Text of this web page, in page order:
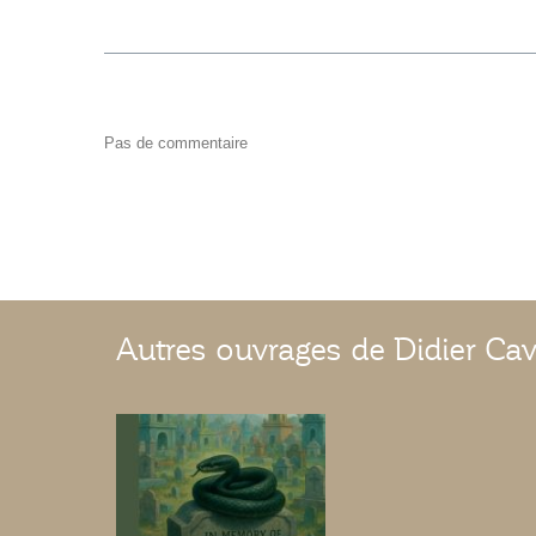
Pas de commentaire
Autres ouvrages de Didier